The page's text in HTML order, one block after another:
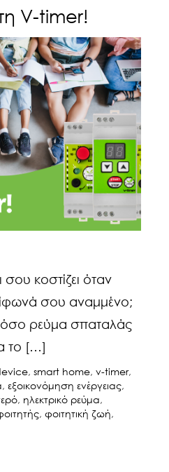
V-timer!
σου κοστίζει όταν
σου αναμμένο;
ρεύμα σπαταλάς
το […]
, smart home, v-timer,
, εξοικονόμηση ενέργειας,
, ηλεκτρικό ρεύμα,
, φοιτητική ζωή,